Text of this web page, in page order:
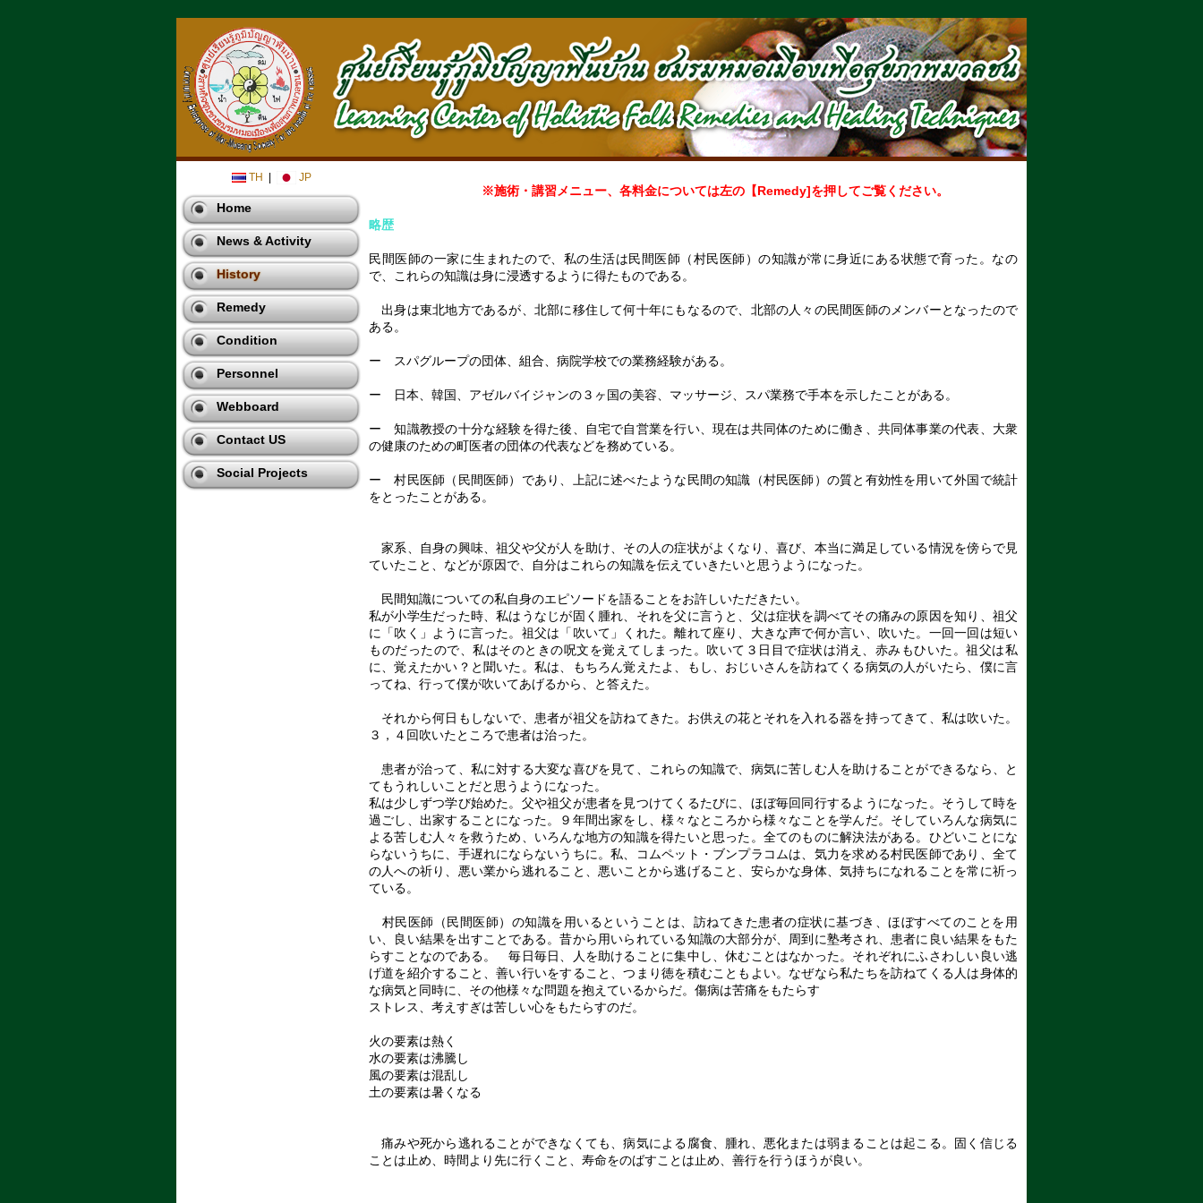
TH JP
Home
News & Activity
History
Remedy
Condition
Personnel
Webboard
Contact US
Social Projects
※施術・講習メニュー、各料金については左の【Remedy]を押してご覧ください。
略歴
民間医師の一家に生まれたので、私の生活は民間医師（村民医師）の知識が常に身近にある状態で育った。なの
で、これらの知識は身に浸透するように得たものである。
出身は東北地方であるが、北部に移住して何十年にもなるので、北部の人々の民間医師のメンバーとなったので
ある。
ー スパグループの団体、組合、病院学校での業務経験がある。
ー 日本、韓国、アゼルバイジャンの３ヶ国の美容、マッサージ、スパ業務で手本を示したことがある。
ー 知識教授の十分な経験を得た後、自宅で自営業を行い、現在は共同体のために働き、共同体事業の代表、大衆
の健康のための町医者の団体の代表などを務めている。
ー 村民医師（民間医師）であり、上記に述べたような民間の知識（村民医師）の質と有効性を用いて外国で統計
をとったことがある。
家系、自身の興味、祖父や父が人を助け、その人の症状がよくなり、喜び、本当に満足している情況を傍らで見
ていたこと、などが原因で、自分はこれらの知識を伝えていきたいと思うようになった。
民間知識についての私自身のエピソードを語ることをお許しいただきたい。
私が小学生だった時、私はうなじが固く腫れ、それを父に言うと、父は症状を調べてその痛みの原因を知り、祖父
に「吹く」ように言った。祖父は「吹いて」くれた。離れて座り、大きな声で何か言い、吹いた。一回一回は短い
ものだったので、私はそのときの呪文を覚えてしまった。吹いて３日目で症状は消え、赤みもひいた。祖父は私
に、覚えたかい？と聞いた。私は、もちろん覚えたよ、もし、おじいさんを訪ねてくる病気の人がいたら、僕に言
ってね、行って僕が吹いてあげるから、と答えた。
それから何日もしないで、患者が祖父を訪ねてきた。お供えの花とそれを入れる器を持ってきて、私は吹いた。
３，４回吹いたところで患者は治った。
患者が治って、私に対する大変な喜びを見て、これらの知識で、病気に苦しむ人を助けることができるなら、と
てもうれしいことだと思うようになった。
私は少しずつ学び始めた。父や祖父が患者を見つけてくるたびに、ほぼ毎回同行するようになった。そうして時を
過ごし、出家することになった。９年間出家をし、様々なところから様々なことを学んだ。そしていろんな病気に
よる苦しむ人々を救うため、いろんな地方の知識を得たいと思った。全てのものに解決法がある。ひどいことにな
らないうちに、手遅れにならないうちに。私、コムペット・ブンプラコムは、気力を求める村民医師であり、全て
の人への祈り、悪い業から逃れること、悪いことから逃げること、安らかな身体、気持ちになれることを常に祈っ
ている。
村民医師（民間医師）の知識を用いるということは、訪ねてきた患者の症状に基づき、ほぼすべてのことを用
い、良い結果を出すことである。昔から用いられている知識の大部分が、周到に塾考され、患者に良い結果をもた
らすことなのである。 毎日毎日、人を助けることに集中し、休むことはなかった。それぞれにふさわしい良い逃
げ道を紹介すること、善い行いをすること、つまり徳を積むこともよい。なぜなら私たちを訪ねてくる人は身体的
な病気と同時に、その他様々な問題を抱えているからだ。傷病は苦痛をもたらす
ストレス、考えすぎは苦しい心をもたらすのだ。
火の要素は熱く
水の要素は沸騰し
風の要素は混乱し
土の要素は暑くなる
痛みや死から逃れることができなくても、病気による腐食、腫れ、悪化または弱まることは起こる。固く信じる
ことは止め、時間より先に行くこと、寿命をのばすことは止め、善行を行うほうが良い。